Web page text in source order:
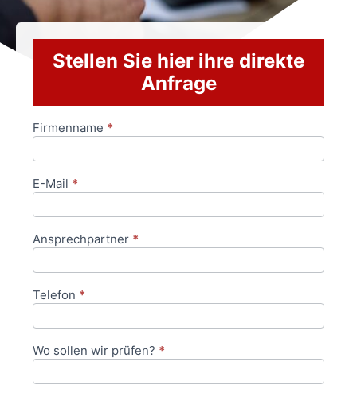
Stellen Sie hier ihre direkte
Anfrage
Anfrageformular
Firmenname *
E-Mail *
Ansprechpartner *
Telefon *
Wo sollen wir prüfen? *